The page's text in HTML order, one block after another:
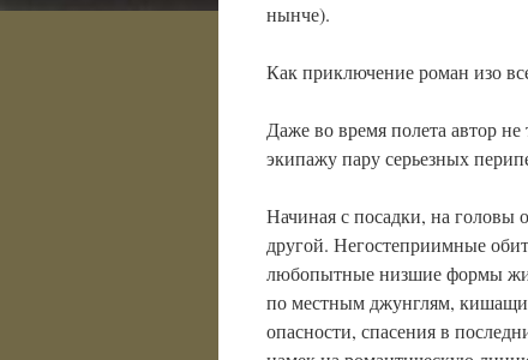
нынче).
Как приключение роман изо
Даже во время полета автор
экипажу пару серьезных
Начиная с посадки, на головы
другой. Негостеприимные
любопытные низшие формы
по местным джунглям,
опасности, спасения в